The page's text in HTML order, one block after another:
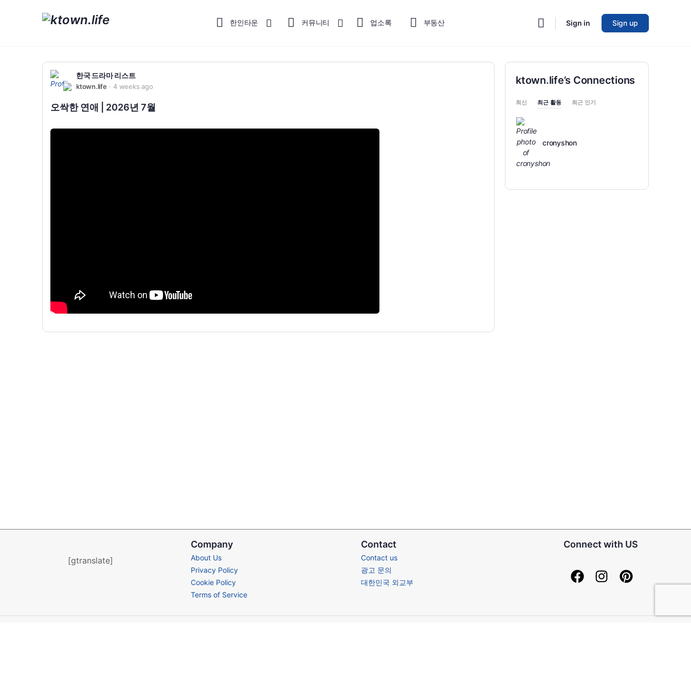
한인타운 커뮤니티 업소록 부동산 Sign in Sign up
한국 드라마 리스트
ktown.life 4 weeks ago
오싹한 연애 | 2026년 7월
ktown.life’s Connections
최신 최근 활동 최근 인기
cronyshon
[gtranslate]
Company
About Us
Privacy Policy
Cookie Policy
Terms of Service
Contact
Contact us
광고 문의
대한민국 외교부
Connect with US